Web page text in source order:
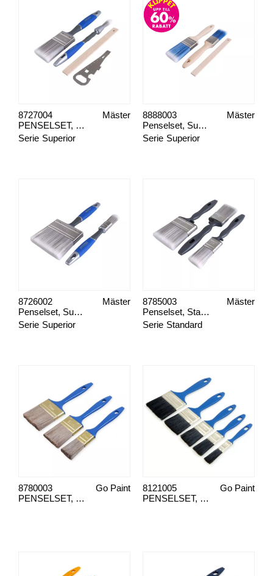
PENSELSET, SUPERIOR MÅLA FÖNSTER & INTERIÖR
Mäster
8727004
Serie Superior
Penselset, Superior Tradition
Mäster
8888003
Serie Superior
Penselset, Superior Måla Panel & Snickerier
Mäster
8726002
Serie Superior
Penselset, Standard Måla Lackfärger
Mäster
8785003
Serie Standard
PENSELSET, MÅLA INNE 3-PACK
Go Paint
8780003
PENSELSET, MÅLA SMÅTT 5-PACK
Go Paint
8121005